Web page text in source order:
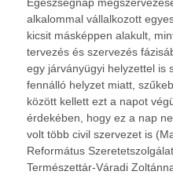
Egészségnap
alkalommal vállalkozott
kicsit másképpen alakult,
tervezés és szervezés
egy járványügyi helyzettel is
fennálló helyzet miatt,
között kellett ezt a napot
érdekében, hogy ez a nap
volt több civil szervezet is
Református
Természettár-Váradi